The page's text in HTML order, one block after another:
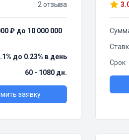
2 отзыва
₽ до 10 000 000
до 0.23% в день
60 - 1080 дн.
заявку
Срок